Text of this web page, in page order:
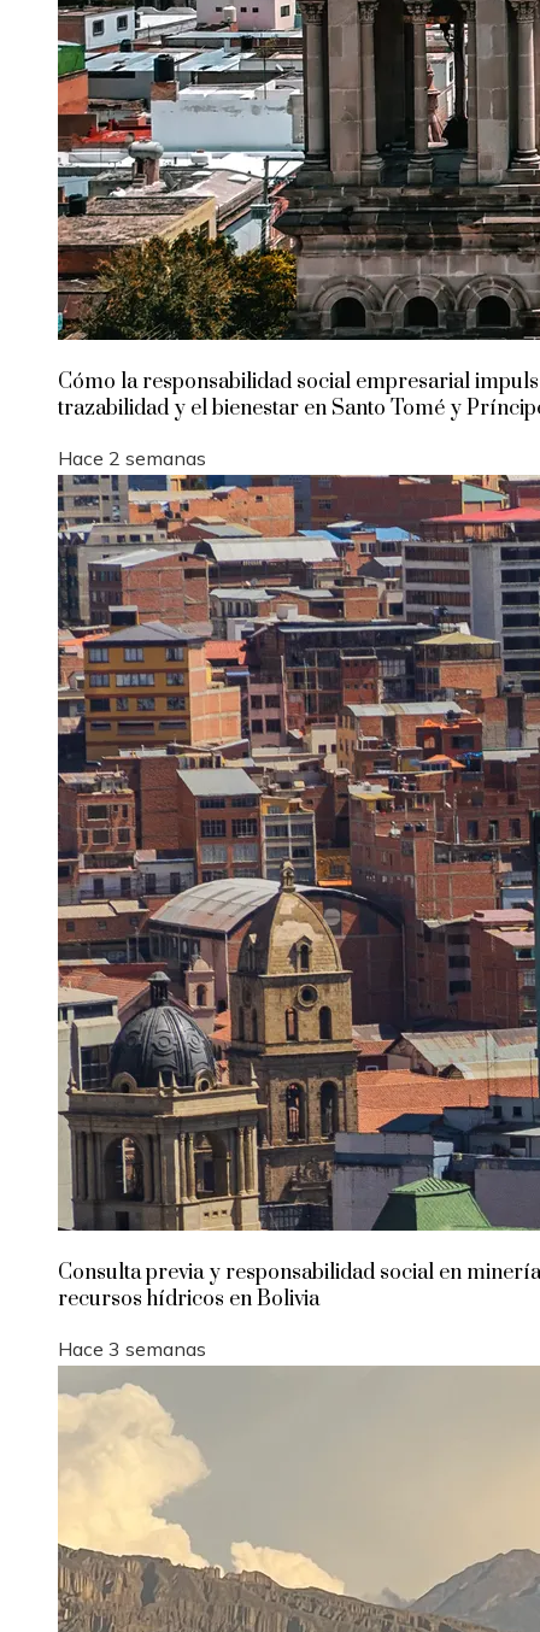
Cómo la responsabilidad social empresarial
trazabilidad y el bienestar en Santo Tomé y
Hace 2 semanas
Consulta previa y responsabilidad social en
recursos hídricos en Bolivia
Hace 3 semanas